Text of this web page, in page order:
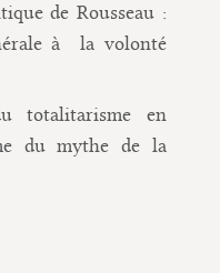
de Rousseau :
à la volonté
totalitarisme en
du mythe de la